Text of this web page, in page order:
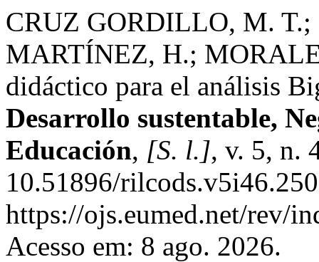
CRUZ GORDILLO, M.
MARTÍNEZ, H.;
didáctico para el análisis
Desarrollo sustentable,
Educación, [S. l.], v. 5, n.
10.51896/
https://ojs.eumed.net/rev/
Acesso em: 8 ago. 2026.